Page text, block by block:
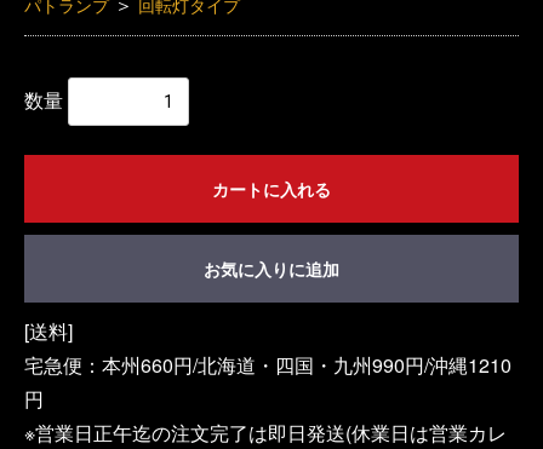
パトランプ
回転灯タイプ
数量
カートに入れる
お気に入りに追加
[送料]
宅急便：本州660円/北海道・四国・九州990円/沖縄1210
円
※営業日正午迄の注文完了は即日発送(休業日は営業カレ